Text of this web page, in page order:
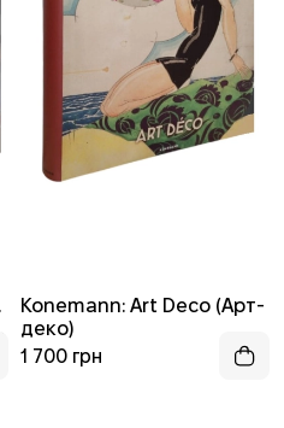
Konemann: Art Deco (Арт-
деко)
1 700 грн